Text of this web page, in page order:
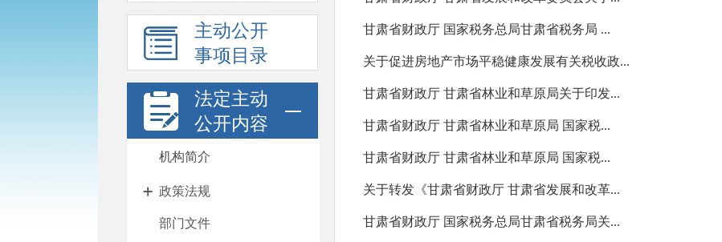
主动公开
事项目录
法定主动
公开内容
机构简介
政策法规
部门文件
甘肃省财政厅 国家税务总局甘肃省税务局 ...
关于促进房地产市场平稳健康发展有关税收政...
甘肃省财政厅 甘肃省林业和草原局关于印发...
甘肃省财政厅 甘肃省林业和草原局 国家税...
甘肃省财政厅 甘肃省林业和草原局 国家税...
关于转发《甘肃省财政厅 甘肃省发展和改革...
甘肃省财政厅 国家税务总局甘肃省税务局关...